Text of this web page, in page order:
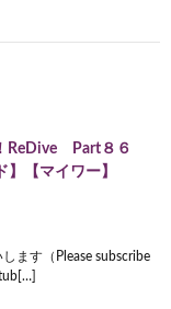
！ReDive Part８６
【マイワー】
ます（Please subscribe